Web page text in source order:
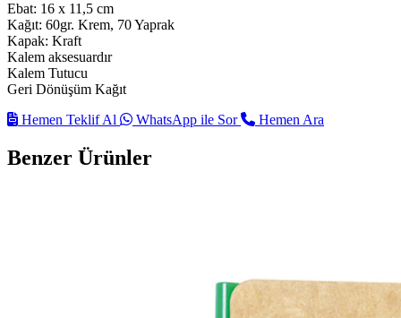
Ebat: 16 x 11,5 cm
Kağıt: 60gr. Krem, 70 Yaprak
Kapak: Kraft
Kalem aksesuardır
Kalem Tutucu
Geri Dönüşüm Kağıt
Hemen Teklif Al
WhatsApp ile Sor Hemen Ara
Benzer Ürünler